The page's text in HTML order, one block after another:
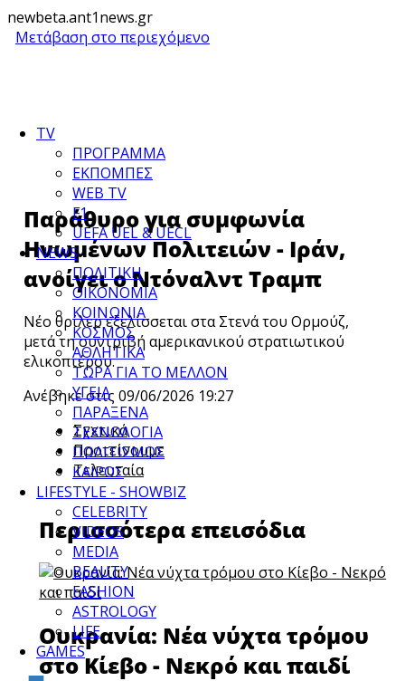
newbeta.ant1news.gr
Μετάβαση στο περιεχόμενο
TV
ΠΡΟΓΡΑΜΜΑ
ΕΚΠΟΜΠΕΣ
WEB TV
F1
UEFA UEL & UECL
NEWS
ΠΟΛΙΤΙΚΗ
ΟΙΚΟΝΟΜΙΑ
ΚΟΙΝΩΝΙΑ
ΚΟΣΜΟΣ
ΑΘΛΗΤΙΚΑ
ΤΩΡΑ ΓΙΑ ΤΟ ΜΕΛΛΟΝ
ΥΓΕΙΑ
ΠΑΡΑΞΕΝΑ
ΤΕΧΝΟΛΟΓΙΑ
ΠΟΛΙΤΙΣΜΟΣ
ΚΑΙΡΟΣ
LIFESTYLE - SHOWBIZ
CELEBRITY
VIDEOS
MEDIA
BEAUTY
FASHION
ASTROLOGY
LIFE
GAMES
Παράθυρο για συμφωνία
Ηνωμένων Πολιτειών - Ιράν,
ανοίγει ο Ντόναλντ Τραμπ
Νέο θρίλερ εξελίσσεται στα Στενά του Ορμούζ,
μετά τη συντριβή αμερικανικού στρατιωτικού
ελικοπτέρου.
Ανέβηκε στις 09/06/2026 19:27
Σχετικά
Προτείνουμε
Τελευταία
Περισσότερα επεισόδια
Ουκρανία: Νέα νύχτα τρόμου
στο Κίεβο - Νεκρό και παιδί